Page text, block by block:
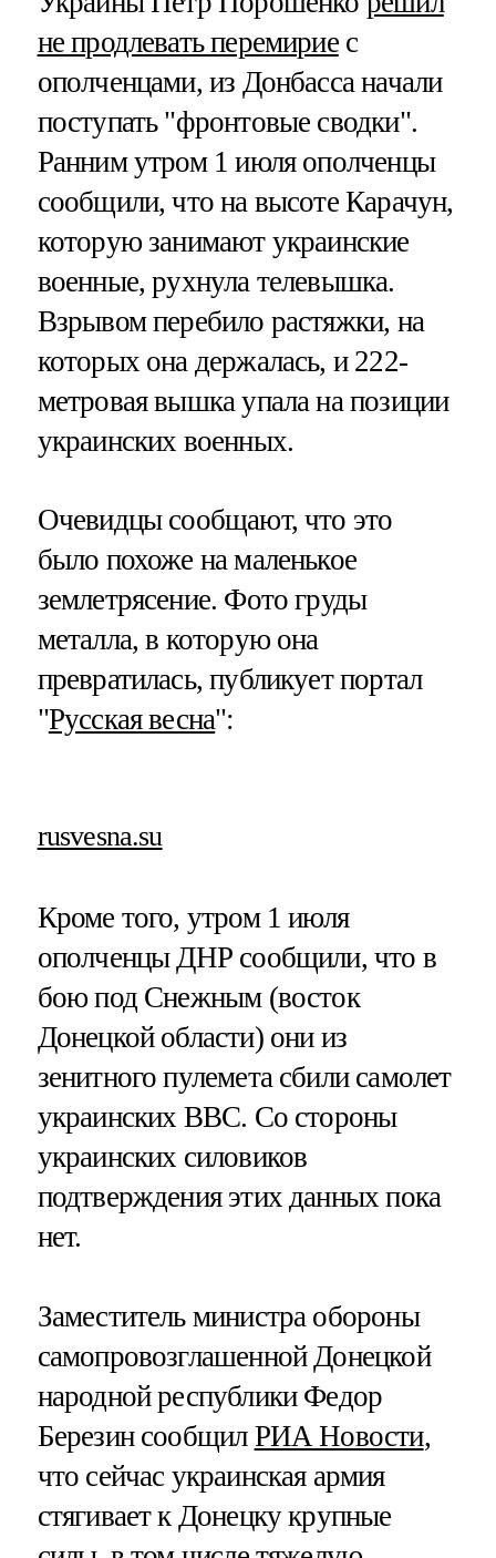
не продлевать перемириес
ополченцами, из Донбасса начали
поступать "фронтовые сводки".
Ранним утром 1 июля ополченцы
сообщили, что на высоте Карачун,
которую занимают украинские
военные, рухнула телевышка.
Взрывом перебило растяжки, на
которых она держалась, и 222-
метровая вышка упала на позиции
украинских военных.
Очевидцы сообщают, что это
было похоже на маленькое
землетрясение. Фото груды
металла, в которую она
превратилась, публикует портал
"Русская весна":
rusvesna.su
Кроме того, утром 1 июля
ополченцы ДНР сообщили, что в
бою под Снежным (восток
Донецкой области) они из
зенитного пулемета сбили самолет
украинских ВВС. Со стороны
украинских силовиков
подтверждения этих данных пока
нет.
Заместитель министра обороны
самопровозглашенной Донецкой
народной республики Федор
Березин сообщил РИА Новости,
что сейчас украинская армия
стягивает к Донецку крупные